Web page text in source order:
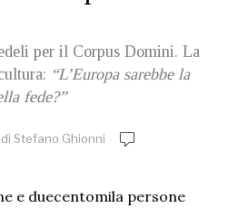
per il Corpus Domini. La
“L’Europa sarebbe la
fede?”
di Stefano Ghionni
e duecentomila persone